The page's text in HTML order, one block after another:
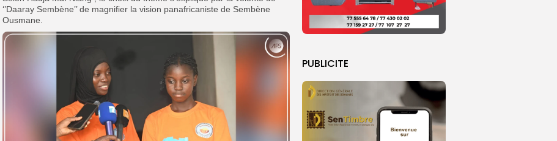
PUBLICITE
‘’Daaray Sembène’’ de magnifier la vision panafricaniste de Sembène
Ousmane.